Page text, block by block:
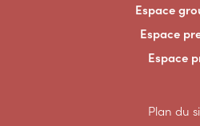
Espace
Espace
Espace
Plan du